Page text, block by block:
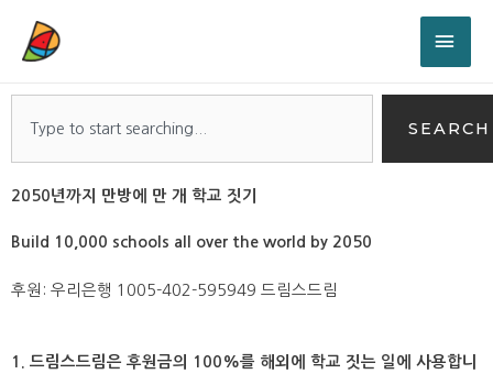
SEARCH
2050년까지 만방에 만 개 학교 짓기
Build 10,000 schools all over the world by 2050
후원: 우리은행 1005-402-595949 드림스드림
1. 드림스드림은 후원금의 100%를 해외에 학교 짓는 일에 사용합니